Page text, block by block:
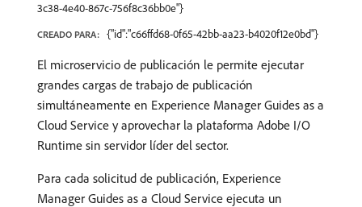
3c38-4e40-867c-756f8c36bb0e"}
CREADO PARA: {"id":"c66ffd68-0f65-42bb-aa23-b4020f12e0bd"}
El microservicio de publicación le permite ejecutar
grandes cargas de trabajo de publicación
simultáneamente en Experience Manager Guides as a
Cloud Service y aprovechar la plataforma Adobe I/O
Runtime sin servidor líder del sector.
Para cada solicitud de publicación, Experience
Manager Guides as a Cloud Service ejecuta un